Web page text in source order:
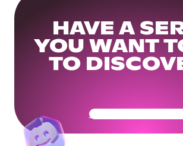
HAVE A
YOU WANT
TO
Get Your Community